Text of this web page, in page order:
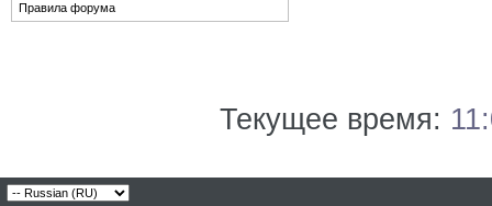
Правила форума
Текущее время: